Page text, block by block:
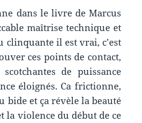
dans le livre de Marcus
maîtrise technique et
il est vrai, c’est
ces points de contact,
de puissance
éloignés. Ca frictionne,
bide et ça révèle la beauté
la violence du début de ce